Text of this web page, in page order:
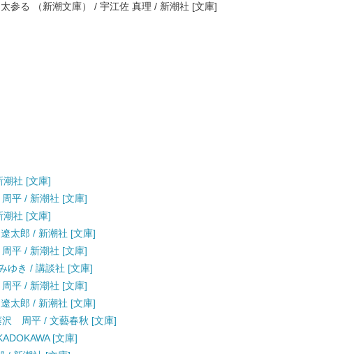
参る （新潮文庫） / 宇江佐 真理 / 新潮社 [文庫]
潮社 [文庫]
平 / 新潮社 [文庫]
潮社 [文庫]
太郎 / 新潮社 [文庫]
平 / 新潮社 [文庫]
ゆき / 講談社 [文庫]
平 / 新潮社 [文庫]
太郎 / 新潮社 [文庫]
沢 周平 / 文藝春秋 [文庫]
[文庫]